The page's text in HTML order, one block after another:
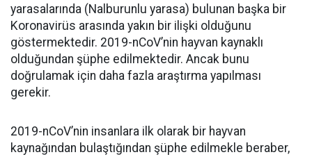
yarasalarında (Nalburunlu yarasa) bulunan başka bir
Koronavirüs arasında yakın bir ilişki olduğunu
göstermektedir. 2019-nCoV’nin hayvan kaynaklı
olduğundan şüphe edilmektedir. Ancak bunu
doğrulamak için daha fazla araştırma yapılması
gerekir.
2019-nCoV’nin insanlara ilk olarak bir hayvan
kaynağından bulaştığından şüphe edilmekle beraber,